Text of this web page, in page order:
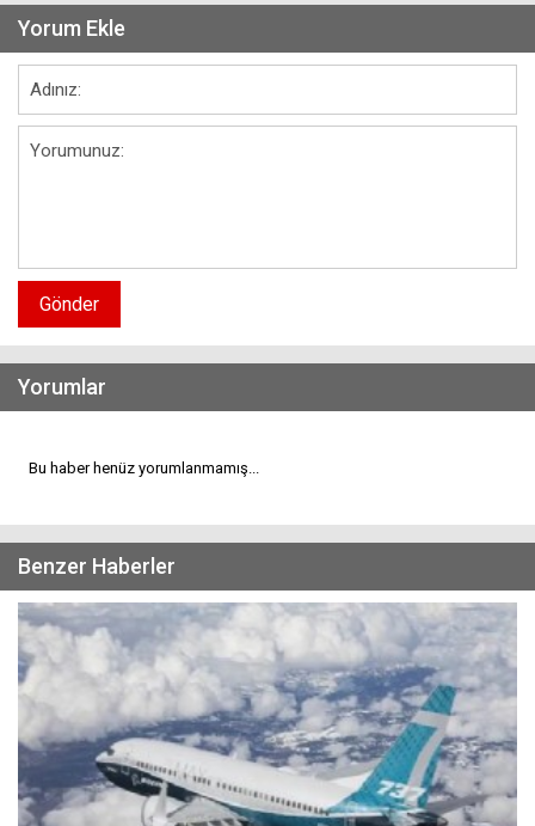
Yorum Ekle
Gönder
Yorumlar
Bu haber henüz yorumlanmamış...
Benzer Haberler